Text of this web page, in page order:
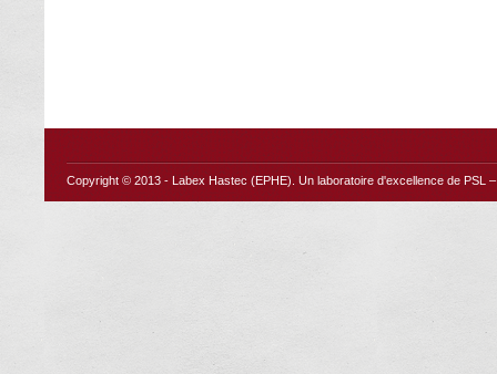
Copyright © 2013 - Labex Hastec (EPHE) . Un laboratoire d'excellence de